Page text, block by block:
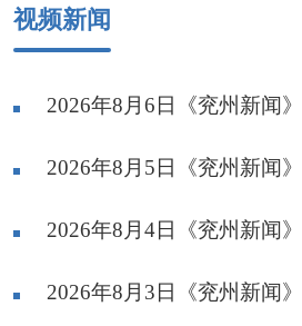
视频新闻
2026年8月6日《兖州新闻》
2026年8月5日《兖州新闻》
2026年8月4日《兖州新闻》
2026年8月3日《兖州新闻》